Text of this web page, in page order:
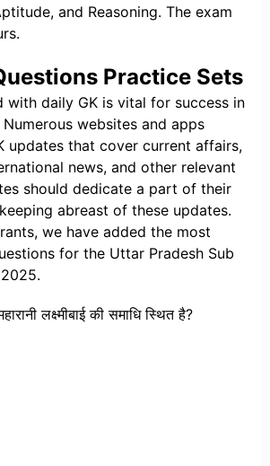
and Reasoning. The exam
Practice Sets
with daily GK is vital for success in
Numerous websites and apps
updates that cover current affairs,
news, and other relevant
should dedicate a part of their
abreast of these updates.
we have added the most
for the Uttar Pradesh Sub
लक्ष्मीबाई की समाधि स्थित है?